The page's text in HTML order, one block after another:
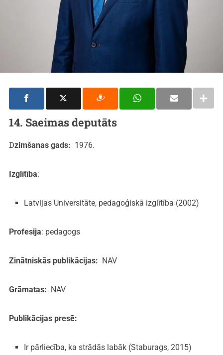
14. Saeimas deputāts
Dzimšanas gads: 1976.
Izglītība:
Latvijas Universitāte, pedagoģiskā izglītība (2002)
Profesija: pedagogs
Zinātniskās publikācijas: NAV
Grāmatas: NAV
Publikācijas presē:
Ir pārliecība, ka strādās labāk (Staburags, 2015)